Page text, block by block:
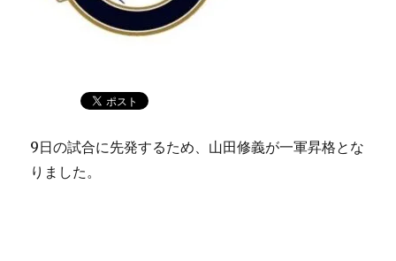
9日の試合に先発するため、山田修義が一軍昇格とな
りました。